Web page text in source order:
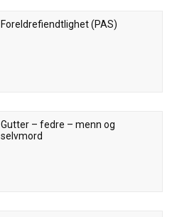
Foreldrefiendtlighet (PAS)
Gutter – fedre – menn og
selvmord